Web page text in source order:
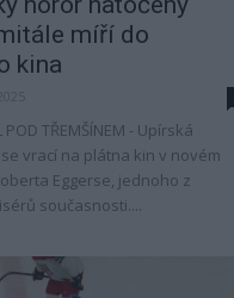
míří do
kina
POD TŘEMŠÍNEM - Upírská
vrací na plátna kin v novém
Eggerse, jednoho z
současnosti....